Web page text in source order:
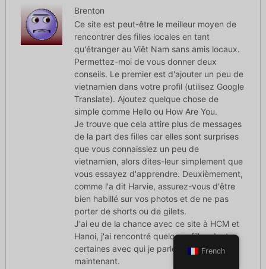
Brenton
Ce site est peut-être le meilleur moyen de
rencontrer des filles locales en tant
qu'étranger au Viêt Nam sans amis locaux.
Permettez-moi de vous donner deux
conseils. Le premier est d'ajouter un peu de
vietnamien dans votre profil (utilisez Google
Translate). Ajoutez quelque chose de
simple comme Hello ou How Are You.
Je trouve que cela attire plus de messages
de la part des filles car elles sont surprises
que vous connaissiez un peu de
vietnamien, alors dites-leur simplement que
vous essayez d'apprendre. Deuxièmement,
comme l'a dit Harvie, assurez-vous d'être
bien habillé sur vos photos et de ne pas
porter de shorts ou de gilets.
J'ai eu de la chance avec ce site à HCM et
Hanoi, j'ai rencontré quelques filles dont
certaines avec qui je parle encore
maintenant.
French